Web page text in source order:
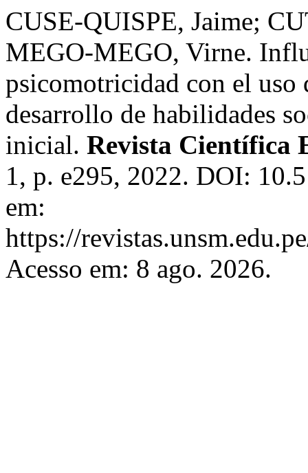
CUSE-QUISPE, Jaime;
MEGO-MEGO, Virne.
psicomotricidad con el uso
desarrollo de habilidades
inicial. Revista Científica
1, p. e295, 2022. DOI:
em:
https://
Acesso em: 8 ago. 2026.